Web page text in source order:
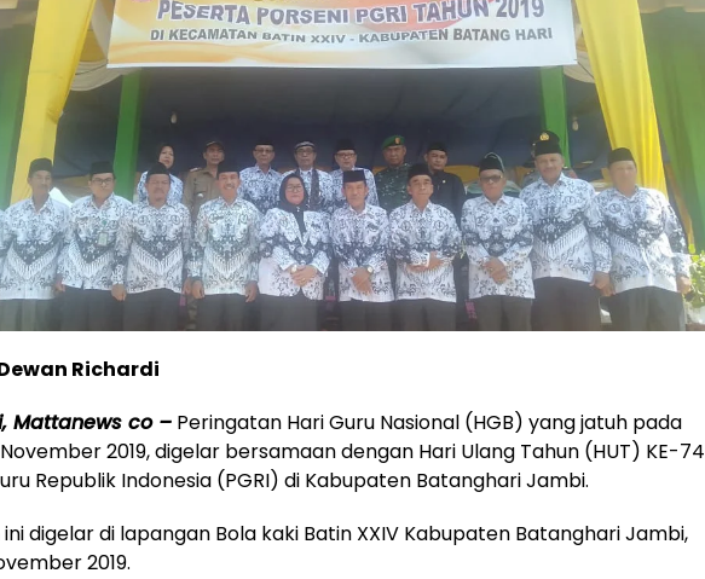
Richardi
Mattanews co – Peringatan Hari Guru Nasional (HGB) yang jatuh pada
2019, digelar bersamaan dengan Hari Ulang Tahun (HUT) KE-74
Republik Indonesia (PGRI) di Kabupaten Batanghari Jambi.
digelar di lapangan Bola kaki Batin XXIV Kabupaten Batanghari Jambi,
2019.